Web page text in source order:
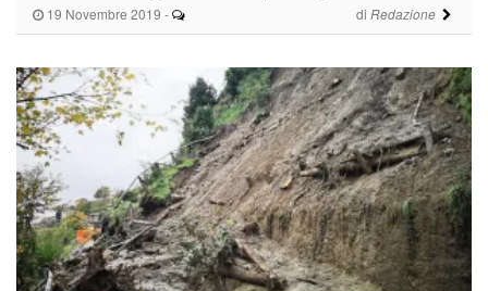
19 Novembre 2019 - di Redazione